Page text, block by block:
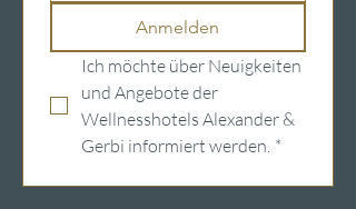
Anmelden
Ich möchte über Neuigkeiten
und Angebote der
Wellnesshotels Alexander &
Gerbi informiert werden. *